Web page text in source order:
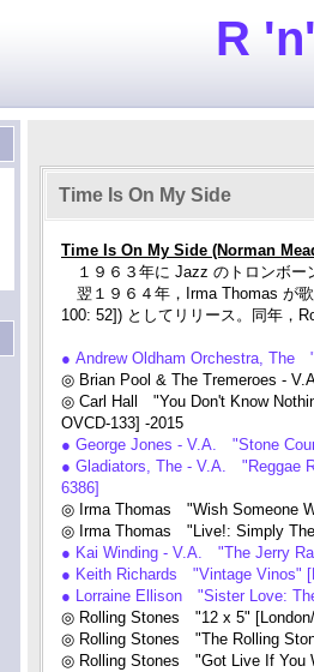
R
Time Is On My Side
Time Is On My Side (Norman
１９６３年に Jazz のトロンボー
翌１９６４年，Irma Thomas が
100: 52]) としてリリース。同年，
● Andrew Oldham Orchestra, The
◎ Brian Pool & The Tremeroes -
◎ Carl Hall "You Don't Know
OVCD-133] -2015
● George Jones - V.A. "Stone
● Gladiators, The - V.A. "Reggae
6386]
◎ Irma Thomas "Wish Someone
◎ Irma Thomas "Live!: Simply
● Kai Winding - V.A. "The Jerry
● Keith Richards "Vintage Vinos"
● Lorraine Ellison "Sister Love:
◎ Rolling Stones "12 x 5"
◎ Rolling Stones "The Rolling
◎ Rolling Stones "Got Live If You